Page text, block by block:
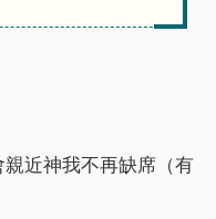
近神我不再缺席（有